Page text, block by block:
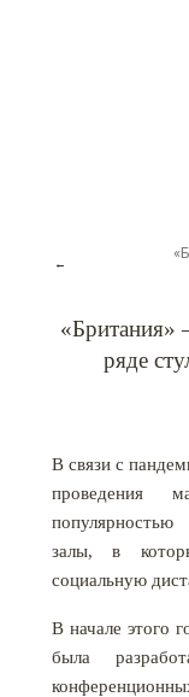
«Британия»
ряде
В связи с
проведения
популярностью
залы, в
социальную
В начале этого
была
←